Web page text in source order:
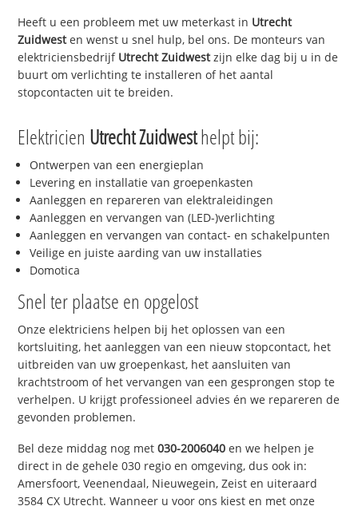
Heeft u een probleem met uw meterkast in Utrecht
Zuidwesten wenst u snel hulp, bel ons. De monteurs van
elektriciensbedrijf Utrecht Zuidwestzijn elke dag bij u in de
buurt om verlichting te installeren of het aantal
stopcontacten uit te breiden.
Elektricien Utrecht Zuidwesthelpt bij:
Ontwerpen van een energieplan
Levering en installatie van groepenkasten
Aanleggen en repareren van elektraleidingen
Aanleggen en vervangen van (LED-)verlichting
Aanleggen en vervangen van contact- en schakelpunten
Veilige en juiste aarding van uw installaties
Domotica
Snel ter plaatse en opgelost
Onze elektriciens helpen bij het oplossen van een
kortsluiting, het aanleggen van een nieuw stopcontact, het
uitbreiden van uw groepenkast, het aansluiten van
krachtstroom of het vervangen van een gesprongen stop te
verhelpen. U krijgt professioneel advies én we repareren de
gevonden problemen.
Bel deze middag nog met030-2006040 en we helpen je
direct in de gehele 030 regio en omgeving, dus ook in:
Amersfoort, Veenendaal, Nieuwegein, Zeist en uiteraard
3584 CX Utrecht. Wanneer u voor ons kiest en met onze